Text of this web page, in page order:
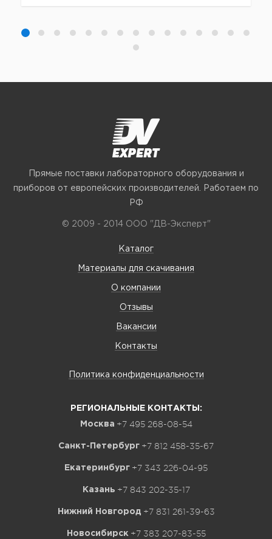
Прямые поставки лабораторного оборудования и
приборов от европейских производителей. Работаем по
РФ
© 2009 - 2014 ООО "ДВ-Эксперт"
Каталог
Материалы для скачивания
О компании
Отзывы
Вакансии
Контакты
Политика конфиденциальности
РЕГИОНАЛЬНЫЕ КОНТАКТЫ:
Москва +7 495 268-08-54
Санкт-Петербург +7 812 458-35-67
Екатеринбург +7 343 226-04-95
Казань +7 843 202-35-17
Нижний Новгород +7 831 261-39-63
Новосибирск +7 383 207-83-55